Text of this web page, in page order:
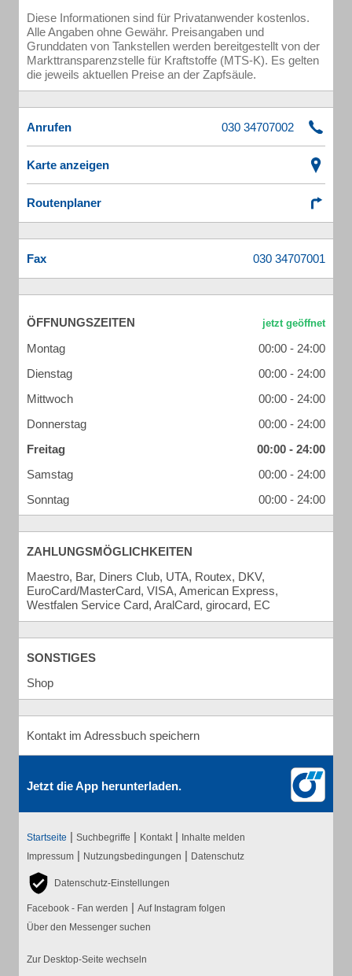
Diese Informationen sind für Privatanwender kostenlos.
Alle Angaben ohne Gewähr. Preisangaben und
Grunddaten von Tankstellen werden bereitgestellt von der
Markttransparenzstelle für Kraftstoffe (MTS-K). Es gelten
die jeweils aktuellen Preise an der Zapfsäule.
Anrufen
Karte anzeigen
Routenplaner
Fax
ÖFFNUNGSZEITEN
Montag
00:00 - 24:00
Dienstag
00:00 - 24:00
Mittwoch
00:00 - 24:00
Donnerstag
00:00 - 24:00
Freitag
00:00 - 24:00
Samstag
00:00 - 24:00
Sonntag
00:00 - 24:00
ZAHLUNGSMÖGLICHKEITEN
Maestro, Bar, Diners Club, UTA, Routex, DKV,
EuroCard/MasterCard, VISA, American Express,
Westfalen Service Card, AralCard, girocard, EC
SONSTIGES
Shop
Kontakt im Adressbuch speichern
Jetzt die App herunterladen.
Startseite | Suchbegriffe | Kontakt | Inhalte melden
Impressum | Nutzungsbedingungen | Datenschutz
Datenschutz-Einstellungen
Facebook - Fan werden | Auf Instagram folgen
Über den Messenger suchen
Zur Desktop-Seite wechseln